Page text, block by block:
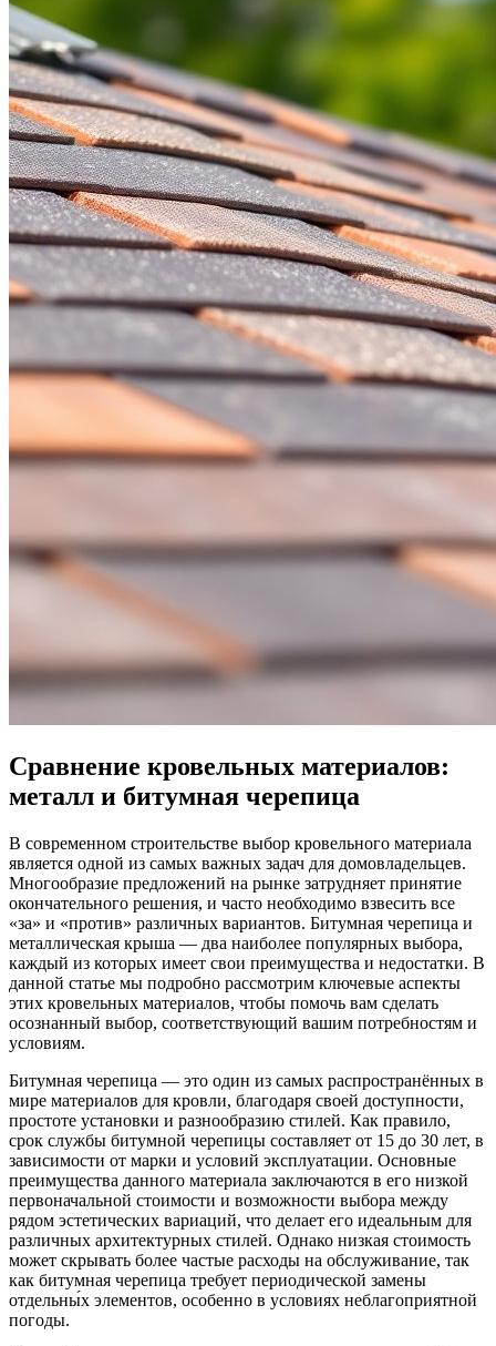
Сравнение кровельных материалов:
металл и битумная черепица
В современном строительстве выбор кровельного материала
является одной из самых важных задач для домовладельцев.
Многообразие предложений на рынке затрудняет принятие
окончательного решения, и часто необходимо взвесить все
«за» и «против» различных вариантов. Битумная черепица и
металлическая крыша — два наиболее популярных выбора,
каждый из которых имеет свои преимущества и недостатки. В
данной статье мы подробно рассмотрим ключевые аспекты
этих кровельных материалов, чтобы помочь вам сделать
осознанный выбор, соответствующий вашим потребностям и
условиям.
Битумная черепица — это один из самых распространённых в
мире материалов для кровли, благодаря своей доступности,
простоте установки и разнообразию стилей. Как правило,
срок службы битумной черепицы составляет от 15 до 30 лет, в
зависимости от марки и условий эксплуатации. Основные
преимущества данного материала заключаются в его низкой
первоначальной стоимости и возможности выбора между
рядом эстетических вариаций, что делает его идеальным для
различных архитектурных стилей. Однако низкая стоимость
может скрывать более частые расходы на обслуживание, так
как битумная черепица требует периодической замены
отдельны́х элементов, особенно в условиях неблагоприятной
погоды.